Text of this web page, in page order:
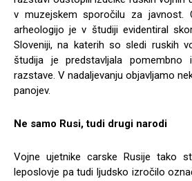
v muzejskem sporočilu za javnost.
arheologijo je v študiji evidentiral
Sloveniji, na katerih so sledi ruskih
študija je predstavljala pomembno
razstave. V nadaljevanju objavljamo
panojev.
Ne samo Rusi, tudi drugi narodi
Vojne ujetnike carske Rusije tako
leposlovje pa tudi ljudsko izročilo